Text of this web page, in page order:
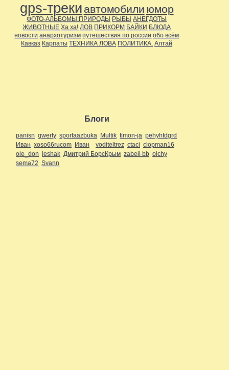
gps-треки автомобили юмор
ФОТО-АЛЬБОМЫ:ПРИРОДЫ РЫБЫ АНЕГДОТЫ
ЖИВОТНЫЕ Ха ха! ЛОВ ПРИКОРМ БАЙКИ БЛЮДА
новости анархотуризм путешествия по россии обо всём
Кавказ Карпаты ТЕХНИКА ЛОВА ПОЛИТИКА. Алтай
Блоги
panisn qwerty sportaazbuka Multik timon-ja pehyhtdgrd
Иван xoso66rucom Иван voditeltrez ctaci clopman16
ole_don leshak Дмитрий БорсКрым zabeii bb olchy
sema72 Svann